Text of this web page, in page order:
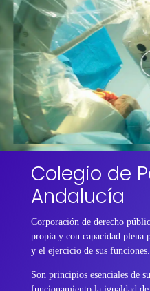
Colegio de
Andalucía
Corporación de derecho
propia y con capacidad plena
y el ejercicio de sus funciones.
Son principios esenciales de